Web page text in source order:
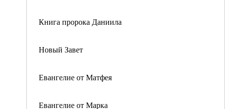
Книга пророка Даниила
Новый Завет
Евангелие от Матфея
Евангелие от Марка